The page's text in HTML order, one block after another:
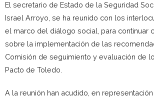
El secretario de Estado de la Seguridad
Israel Arroyo, se ha reunido con los
el marco del diálogo social, para continuar
sobre la implementación de las
Comisión de seguimiento y evaluación de
Pacto de Toledo.
A la reunión han acudido, en